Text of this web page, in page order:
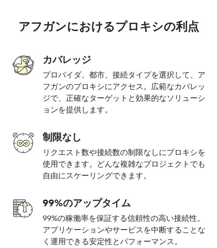
アフガンにおけるプロキシの利点
カバレッジ
プロバイダ、都市、接続タイプを選択して、ア
フガンのプロキシにアクセス。広範なカバレッ
ジで、正確なターゲットと効果的なソリューシ
ョンを提供します。
制限なし
リクエスト数や接続数の制限なしにプロキシを
使用できます。どんな複雑なプロジェクトでも
自由にスケーリングできます。
99%のアップタイム
99%の稼働率を保証する信頼性の高い接続性。
アプリケーションやサービスを中断することな
く運用できる安定性とパフォーマンス。